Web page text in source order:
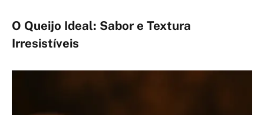
O Queijo Ideal: Sabor e Textura
Irresistíveis